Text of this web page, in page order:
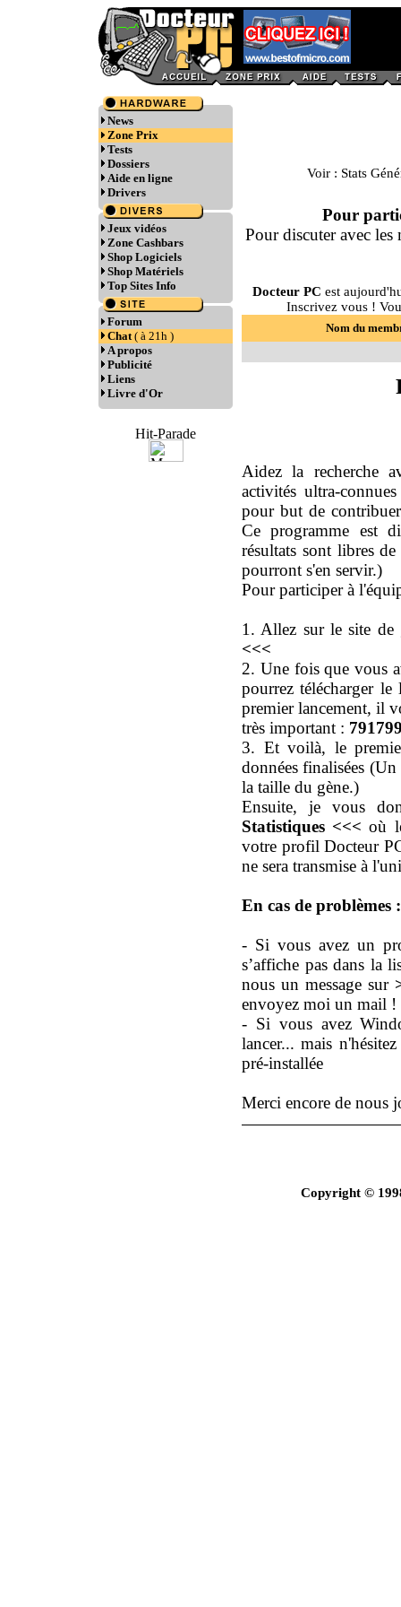
News
Zone Prix
Tests
Dossiers
Aide en ligne
Drivers
Jeux vidéos
Zone Cashbars
Shop Logiciels
Shop Matériels
Top Sites Info
Forum
Chat( à 21h )
A propos
Publicité
Liens
Livre d'Or
Voir : Stats
Pour
Pour discuter avec les
Docteur PC est
Inscrivez vous !
Nom du
Aidez la recherche
activités ultra-
pour but de
Ce programme est
résultats sont libres
pourront s'en servir.)
Pour participer à
1. Allez sur le site
<<<
2. Une fois que vous
pourrez télécharger
premier lancement, il
très important :
3. Et voilà, le
données finalisées
la taille du gène.)
Ensuite, je vous
Statistiques <<< où
votre profil Docteur
ne sera transmise à
En cas de problèmes :
- Si vous avez un
s’affiche pas dans la
nous un message sur
envoyez moi un mail !
- Si vous avez
lancer... mais
pré-installée
Merci encore de nous
Copyright ©